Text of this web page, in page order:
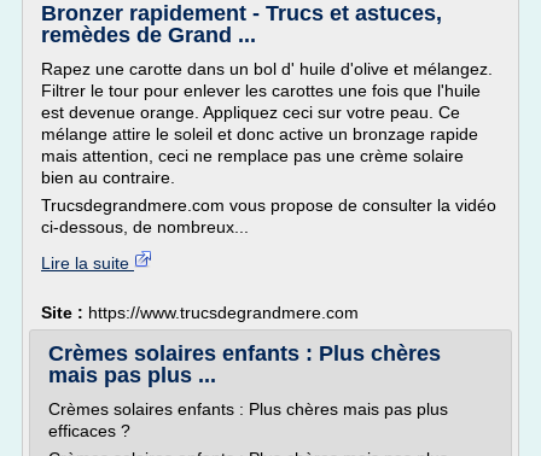
Bronzer rapidement - Trucs et astuces,
remèdes de Grand ...
Rapez une carotte dans un bol d' huile d'olive et mélangez.
Filtrer le tour pour enlever les carottes une fois que l'huile
est devenue orange. Appliquez ceci sur votre peau. Ce
mélange attire le soleil et donc active un bronzage rapide
mais attention, ceci ne remplace pas une crème solaire
bien au contraire.
Trucsdegrandmere.com vous propose de consulter la vidéo
ci-dessous, de nombreux...
Lire la suite
Site : https://www.trucsdegrandmere.com
Crèmes solaires enfants : Plus chères
mais pas plus ...
Crèmes solaires enfants : Plus chères mais pas plus
efficaces ?